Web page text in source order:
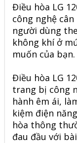
Điều hòa LG
công nghệ
người dùng
không khí ở
muốn của bạn.
Điều hòa LG
trang bị công
hành êm ái,
kiệm điện
hòa thông
đau đầu với